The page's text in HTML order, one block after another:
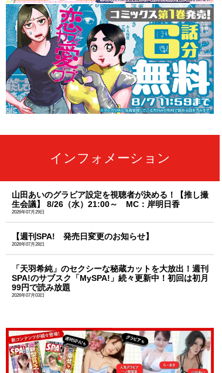
インフォメーション
山田あいのグラビア設定を視聴者が決める！【推し撮
生会議】 8/26（水）21:00～ MC：岸明日香
2026年07月29日
【週刊SPA! 発売日変更のお知らせ】
2026年07月28日
「天羽希純」のセクシーな秘蔵カットを大放出！週刊
SPA!のサブスク「MySPA!」続々更新中！初回は初月
99円で読み放題
2026年07月03日